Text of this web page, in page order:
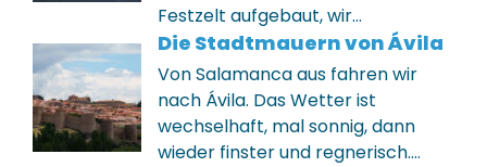
Festzelt aufgebaut, wir…
Die Stadtmauern von Ávila
Von Salamanca aus fahren wir
nach Ávila. Das Wetter ist
wechselhaft, mal sonnig, dann
wieder finster und regnerisch.…